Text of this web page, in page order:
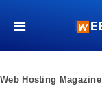
Web Hosting Magazine